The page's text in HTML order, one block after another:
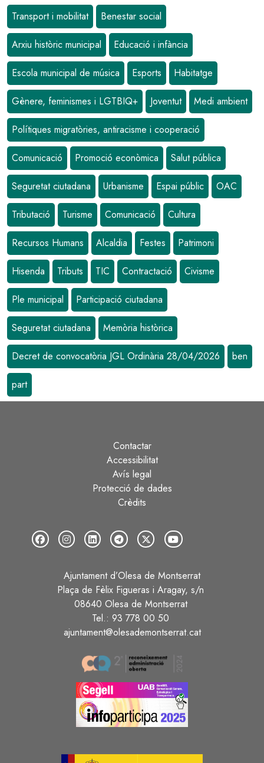
Transport i mobilitat Benestar social
Arxiu històric municipal Educació i infància
Escola municipal de música Esports Habitatge
Gènere, feminismes i LGTBIQ+ Joventut Medi ambient
Polítiques migratòries, antiracisme i cooperació
Comunicació Promoció econòmica Salut pública
Seguretat ciutadana Urbanisme Espai públic OAC
Tributació Turisme Comunicació Cultura
Recursos Humans Alcaldia Festes Patrimoni
Hisenda Tributs TIC Contractació Civisme
Ple municipal Participació ciutadana
Seguretat ciutadana Memòria històrica
Decret de convocatòria JGL Ordinària 28/04/2026 ben
part
Contactar
Accessibilitat
Avís legal
Protecció de dades
Crèdits
Ajuntament d’Olesa de Montserrat
Plaça de Fèlix Figueras i Aragay, s/n
08640 Olesa de Montserrat
Tel.: 93 778 00 50
ajuntament@olesademontserrat.cat
Image
Image